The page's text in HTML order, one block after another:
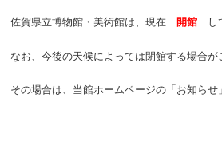
佐賀県立博物館・美術館は、現在 開館 し
なお、今後の天候によっては閉館する場合が
その場合は、当館ホームページの「お知らせ